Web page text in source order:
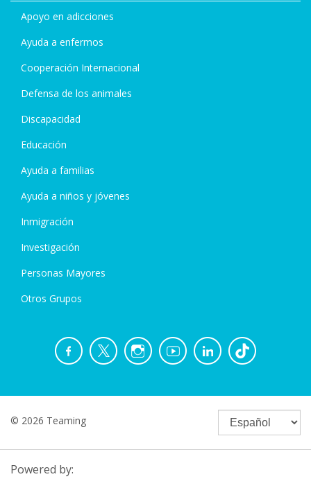
Apoyo en adicciones
Ayuda a enfermos
Cooperación Internacional
Defensa de los animales
Discapacidad
Educación
Ayuda a familias
Ayuda a niños y jóvenes
Inmigración
Investigación
Personas Mayores
Otros Grupos
© 2026 Teaming
Powered by: